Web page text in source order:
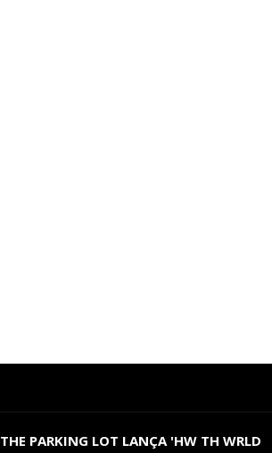
THE PARKING LOT LANÇA 'HW TH WRLD